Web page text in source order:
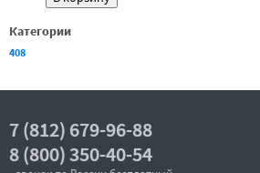
Категории
408
7 (812) 679-96-88
8 (800) 350-40-54